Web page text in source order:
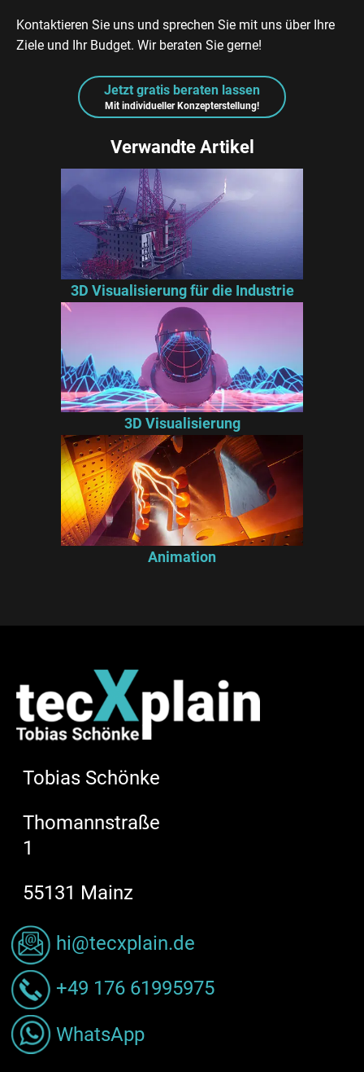
Kontaktieren Sie uns und sprechen Sie mit uns über Ihre
Ziele und Ihr Budget. Wir beraten Sie gerne!
Jetzt gratis beraten lassen
Mit individueller Konzepterstellung!
Verwandte Artikel
3D Visualisierung für die Industrie
3D Visualisierung
Animation
Tobias Schönke
Thomannstraße
1
55131 Mainz
hi@tecxplain.de
+49 176 61995975
WhatsApp